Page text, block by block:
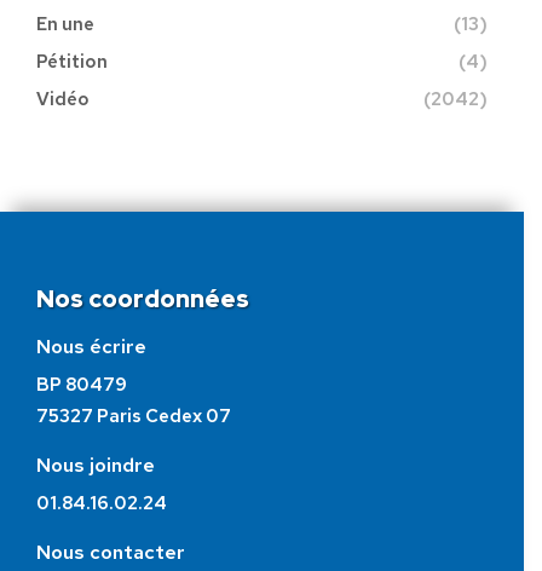
En une
(13)
Pétition
(4)
Vidéo
(2042)
Nos coordonnées
Nous écrire
BP 80479
75327 Paris Cedex 07
Nous joindre
01.84.16.02.24
Nous contacter